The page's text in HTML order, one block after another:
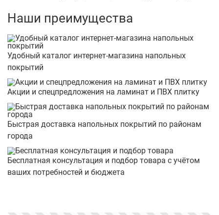
Наши преимущества
Удобный каталог интернет-магазина напольных
покрытий
Акции и спецпредложения на ламинат и ПВХ плитку
Быстрая доставка напольных покрытий по районам
города
Бесплатная консультация и подбор товара с учётом
ваших потребностей и бюджета